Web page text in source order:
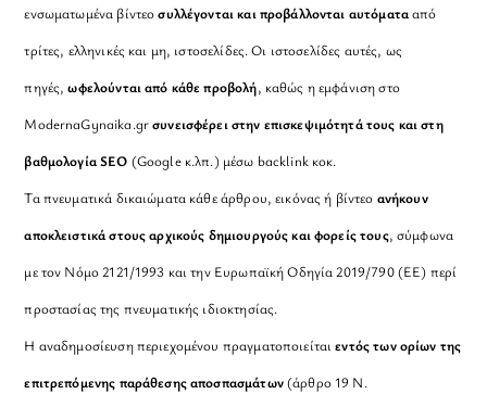
ενσωματωμένα βίντεοσυλλέγονται και προβάλλονται αυτόματααπό
τρίτες, ελληνικές και μη, ιστοσελίδες. Οι ιστοσελίδες αυτές, ως
πηγές,ωφελούνται από κάθε προβολή, καθώς η εμφάνιση στο
ModernaGynaika.grσυνεισφέρει στην επισκεψιμότητά τους και στη
βαθμολογία SEO (Google κ.λπ.) μέσω backlink κοκ.
Τα πνευματικά δικαιώματα κάθε άρθρου, εικόνας ή βίντεο ανήκουν
αποκλειστικά στους αρχικούς δημιουργούς και φορείς τους, σύμφωνα
με τον Νόμο 2121/1993 και την Ευρωπαϊκή Οδηγία 2019/790 (ΕΕ) περί
προστασίας της πνευματικής ιδιοκτησίας.
Η αναδημοσίευση περιεχομένου πραγματοποιείταιεντός των ορίων της
επιτρεπόμενης παράθεσης αποσπασμάτων(άρθρο 19 Ν.